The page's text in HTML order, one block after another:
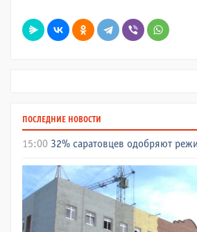
ПОСЛЕДНИЕ НОВОСТИ
15:00 32% саратовцев одобряют